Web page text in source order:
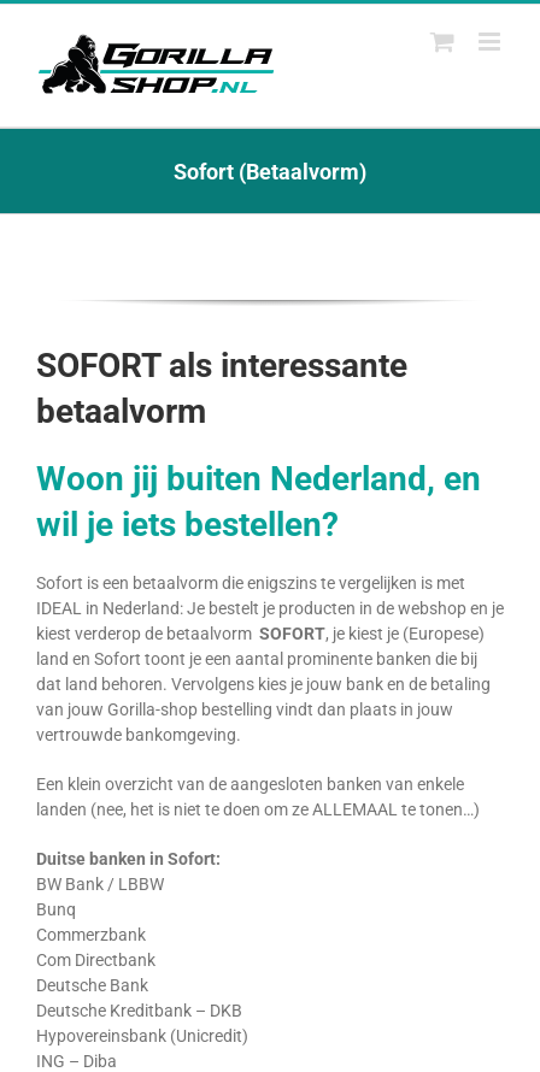
Ga
Sofort (Betaalvorm)
SOFORT als interessante
betaalvorm
Woon jij buiten Nederland, en
wil je iets bestellen?
Sofort is een betaalvorm die enigszins te vergelijken is met
IDEAL in Nederland: Je bestelt je producten in de webshop en je
kiest verderop de betaalvorm SOFORT, je kiest je (Europese)
land en Sofort toont je een aantal prominente banken die bij
dat land behoren. Vervolgens kies je jouw bank en de betaling
van jouw Gorilla-shop bestelling vindt dan plaats in jouw
vertrouwde bankomgeving.
Een klein overzicht van de aangesloten banken van enkele
landen (nee, het is niet te doen om ze ALLEMAAL te tonen…)
Duitse banken in Sofort:
BW Bank / LBBW
Bunq
Commerzbank
Com Directbank
Deutsche Bank
Deutsche Kreditbank – DKB
Hypovereinsbank (Unicredit)
ING – Diba